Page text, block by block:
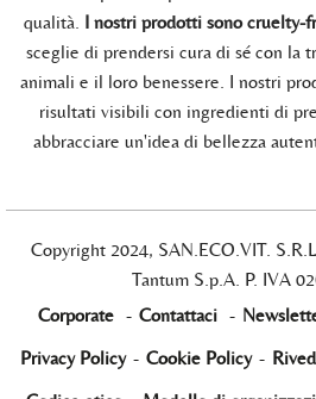
qualità. I nostri prodotti sono cruelty-
sceglie di prendersi cura di sé con la
animali e il loro benessere. I nostri
risultati visibili con ingredienti di
abbracciare un'idea di bellezza
Copyright 2024, SAN.ECO.VIT.
Tantum S.p.A. P. IVA
Corporate - Contattaci -
Privacy Policy - Cookie Policy -